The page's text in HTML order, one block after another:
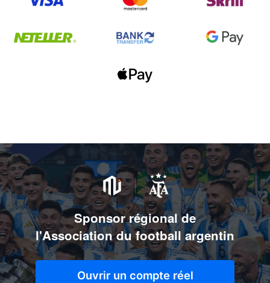
Sponsor régional de
l'Association du football argentin
Ouvrir un compte réel